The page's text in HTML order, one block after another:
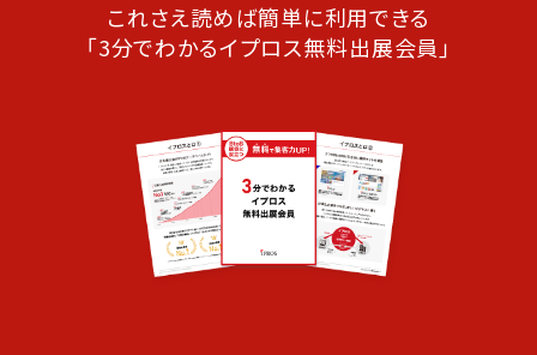
これさえ読めば簡単に利用できる
「3分でわかるイプロス無料出展会員」